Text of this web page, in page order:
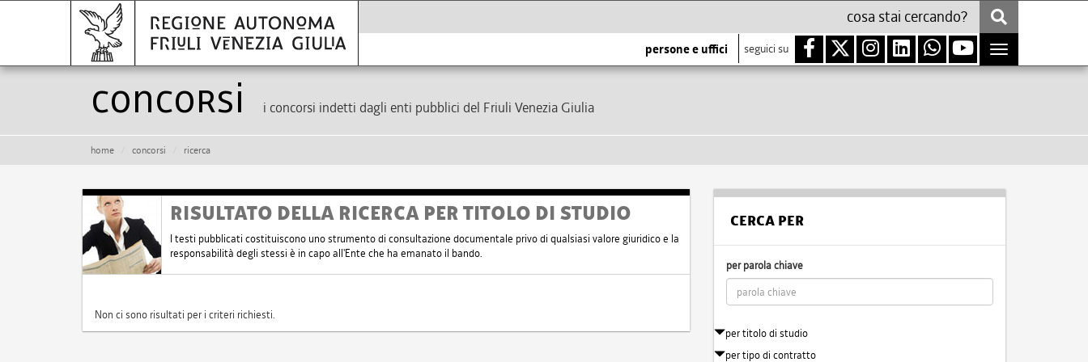
persone e uffici seguici su
Toggle
navigation
Concorsi i concorsi indetti dagli enti pubblici del Friuli Venezia Giulia
home concorsi ricerca
RISULTATO DELLA RICERCA PER TITOLO DI STUDIO
I testi pubblicati costituiscono uno strumento di consultazione documentale privo di qualsiasi valore giuridico e la
responsabilità degli stessi è in capo all'Ente che ha emanato il bando.
Non ci sono risultati per i criteri richiesti.
CERCA PER
per parola chiave
per titolo di studio
per tipo di contratto